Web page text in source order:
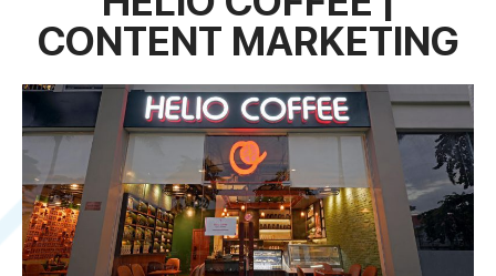
CONTENT MARKETING